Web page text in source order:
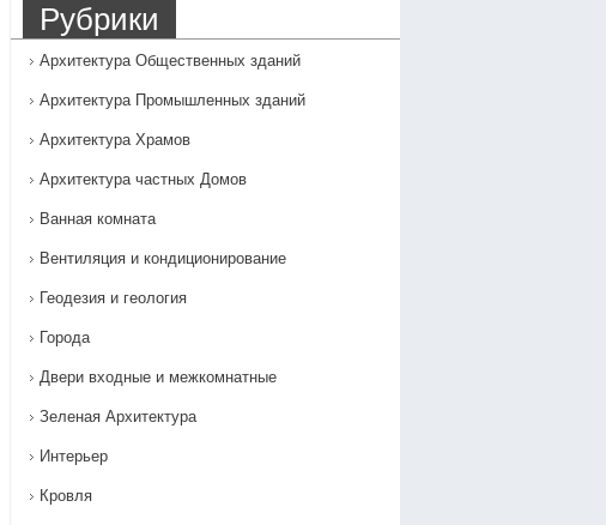
Рубрики
Архитектура Общественных зданий
Архитектура Промышленных зданий
Архитектура Храмов
Архитектура частных Домов
Ванная комната
Вентиляция и кондиционирование
Геодезия и геология
Города
Двери входные и межкомнатные
Зеленая Архитектура
Интерьер
Кровля